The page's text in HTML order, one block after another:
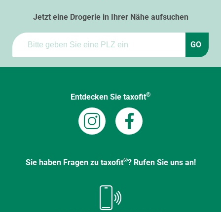
Jetzt eine Drogerie in Ihrer Nähe aufsuchen
GO
Entdecken Sie taxofit®
Sie haben Fragen zu taxofit®? Rufen Sie uns an!